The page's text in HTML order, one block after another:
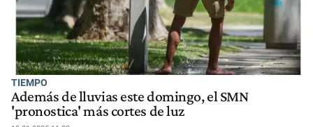
TIEMPO
Además de lluvias este domingo, el SMN
'pronostica' más cortes de luz